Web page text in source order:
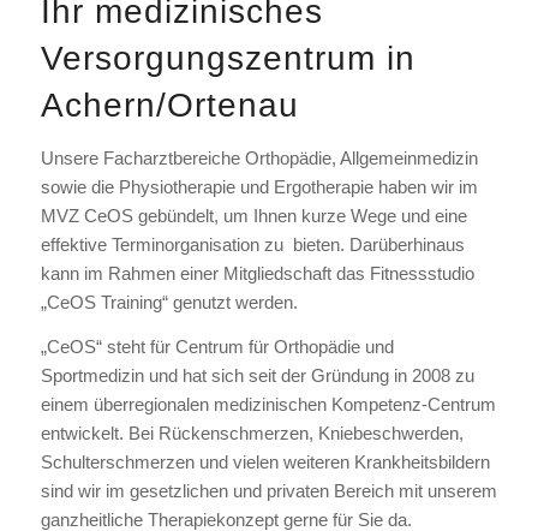
Ihr medizinisches
Versorgungszentrum in
Achern/Ortenau
Unsere Facharztbereiche Orthopädie, Allgemeinmedizin
sowie die Physiotherapie und Ergotherapie haben wir im
MVZ CeOS gebündelt, um Ihnen kurze Wege und eine
effektive Terminorganisation zu bieten. Darüberhinaus
kann im Rahmen einer Mitgliedschaft das Fitnessstudio
„CeOS Training“ genutzt werden.
„CeOS“ steht für Centrum für Orthopädie und
Sportmedizin und hat sich seit der Gründung in 2008 zu
einem überregionalen medizinischen Kompetenz-Centrum
entwickelt. Bei Rückenschmerzen, Kniebeschwerden,
Schulterschmerzen und vielen weiteren Krankheitsbildern
sind wir im gesetzlichen und privaten Bereich mit unserem
ganzheitliche Therapiekonzept gerne für Sie da.